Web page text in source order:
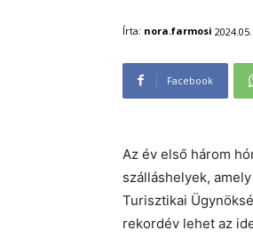
Írta: nora.farmosi
Facebook
Az év első három
szálláshelyek,
Turisztikai
rekordév lehet az